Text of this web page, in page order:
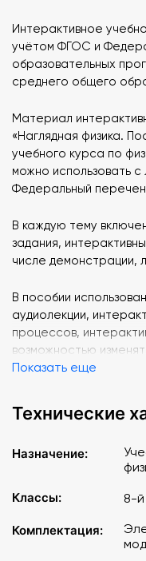
Интерактивное
учётом ФГОС и
образовательных
среднего общего
Материал
«Наглядная физика.
учебного курса по
можно использовать
Федеральный
В каждую тему
задания,
числе демонстрации,
В пособии
аудиолекции,
процессов,
возможностью
параметры.
тематической
в структуру самого
Учебный материал
курса, смысл
описывать,
Показать еще
Технические
Назначение:
Классы:
8-й
Комплектация: